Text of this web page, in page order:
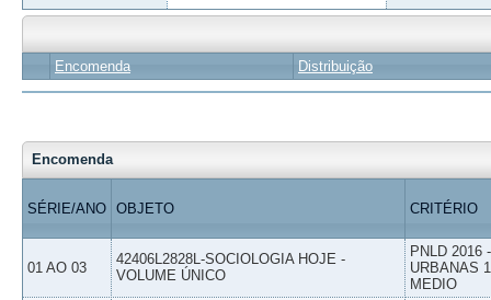
Encomenda Distribuição
Encomenda
SÉRIE/ANO OBJETO CRITÉRIO
01 AO 03
42406L2828L-SOCIOLOGIA HOJE -
VOLUME ÚNICO
PNLD 2016
URBANAS
MEDIO